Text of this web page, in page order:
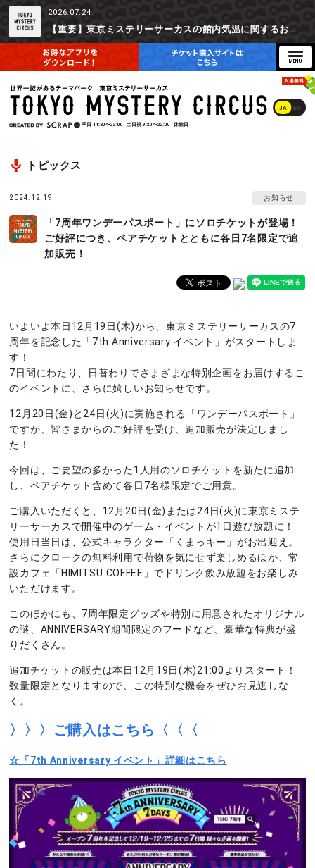
2026.07.24
【重要】東京ミステリーサーカスの館内気温に関するお詫びとご参加辞退時の返金対応について
JA EN
平日 11:30〜22:00 土日祝 9:20〜22:00 休館日
トピックス
2024.12.19 お知らせ
「7周年ワンデーパスポート」にソロチケットが登場！
ご好評につき、ペアチケットとともに各日7名限定で追
加販売！
いよいよ本日12月19日(木)から、東京ミステリーサーカスの7
周年を記念した「7th Anniversary イベント」がスタートしま
す！
7日間にわたり、日替わりでさまざまな特別企画をお届けするこ
のイベントに、さらに嬉しいお知らせです。
12月20日(金)と24日(火)に実施される「ワンデーパスポート」
ですが、皆さまからのご好評を受け、追加販売が決定しまし
た！
今回は、ご要望の多かった1人用のソロチケットを新たに追加
し、ペアチケット含めて各日7名様限定でご用意。
ご購入いただくと、12月20日(金)または24日(火)に東京ミステ
リーサーカスで開催中のゲーム・イベントが1日遊び放題に！
使用日当日は、公式キャラクター「くまっキー」がお出迎え。
さらにクロークの無料利用で荷物を気にせず楽しめるほか、常
設カフェ「HIMITSU COFFEE」でドリンク飲み放題をお楽しみ
いただけます。
このほかにも、7周年限定グッズや特別に用意されたオリジナル
の謎、ANNIVERSARY期間限定のフードなど、豪華な特典が盛
りだくさん。
追加チケットの販売は本日12月19日(木)21:00よりスタート！
数量限定となりますので、この特別な機会をぜひお見逃しな
く。
〉〉〉ご購入はこちら〈〈〈
☆「7th Anniversary イベント」詳細はこちら